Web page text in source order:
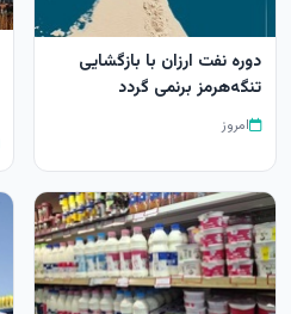
دوره نفت ارزان با بازگشایی
تنگه‌هرمز برنمی گردد
امروز